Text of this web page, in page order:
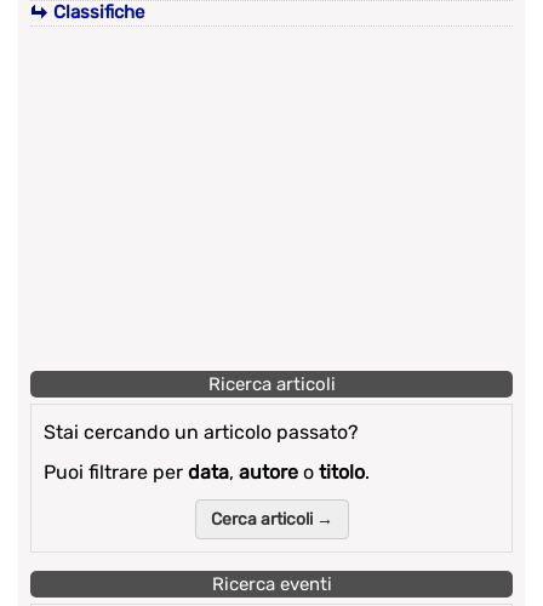
Classifiche
Ricerca articoli
Stai cercando un articolo passato?
Puoi filtrare per data, autore o titolo.
Cerca articoli →
Ricerca eventi